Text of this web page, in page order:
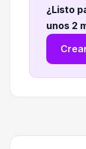
¿Listo
unos 2